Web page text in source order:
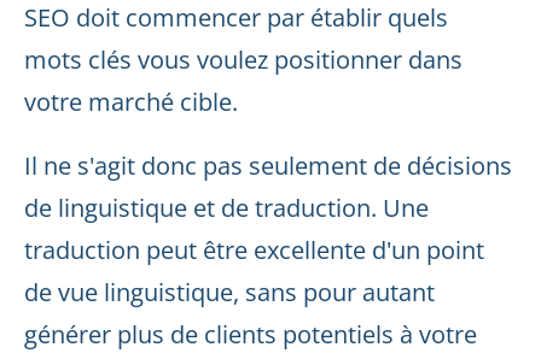
SEO doit commencer par établir quels
mots clés vous voulez positionner dans
votre marché cible.
Il ne s'agit donc pas seulement de décisions
de linguistique et de traduction. Une
traduction peut être excellente d'un point
de vue linguistique, sans pour autant
générer plus de clients potentiels à votre